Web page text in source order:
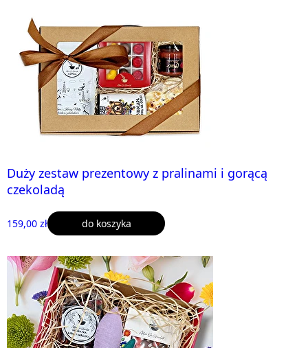
Duży zestaw prezentowy z pralinami i gorącą
czekoladą
159,00 zł do koszyka